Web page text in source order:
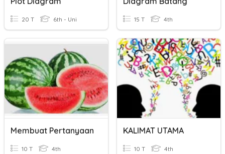
20 T 6th - Uni 15 T 4th
Membuat Pertanyaan
10 T 4th
KALIMAT UTAMA
10 T 4th